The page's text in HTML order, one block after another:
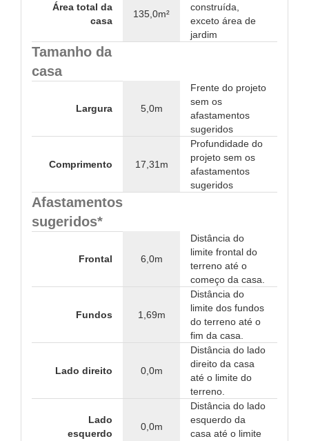
Área total da
casa
135,0m²
construída,
exceto área de
jardim
Tamanho da
casa
Largura 5,0m
Frente do projeto
sem os
afastamentos
sugeridos
Comprimento 17,31m
Profundidade do
projeto sem os
afastamentos
sugeridos
Afastamentos
sugeridos*
Frontal 6,0m
Distância do
limite frontal do
terreno até o
começo da casa.
Fundos 1,69m
Distância do
limite dos fundos
do terreno até o
fim da casa.
Lado direito 0,0m
Distância do lado
direito da casa
até o limite do
terreno.
Lado
esquerdo
0,0m
Distância do lado
esquerdo da
casa até o limite